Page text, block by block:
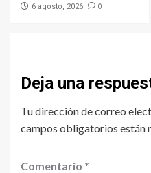
6 agosto, 2026 0
Deja una
Tu dirección de correo
campos obligatorios están
Comentario *